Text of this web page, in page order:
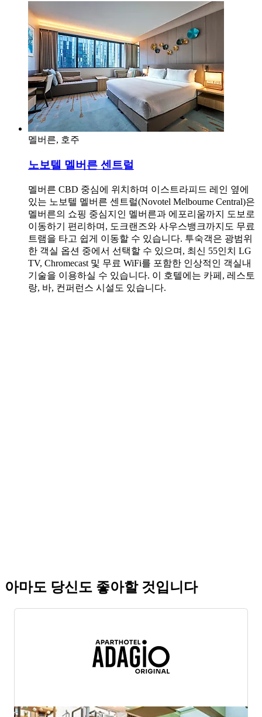
멜버른, 호주
노보텔 멜버른 센트럴
멜버른 CBD 중심에 위치하며 이스트라피드 레인 옆에
있는 노보텔 멜버른 센트럴(Novotel Melbourne Central)은
멜버른의 쇼핑 중심지인 멜버른과 에포리움까지 도보로
이동하기 편리하며, 도크랜즈와 사우스뱅크까지도 무료
트램을 타고 쉽게 이동할 수 있습니다. 투숙객은 광범위
한 객실 옵션 중에서 선택할 수 있으며, 최신 55인치 LG
TV, Chromecast 및 무료 WiFi를 포함한 인상적인 객실내
기술을 이용하실 수 있습니다. 이 호텔에는 카페, 레스토
랑, 바, 컨퍼런스 시설도 있습니다.
아마도 당신도 좋아할 것입니다